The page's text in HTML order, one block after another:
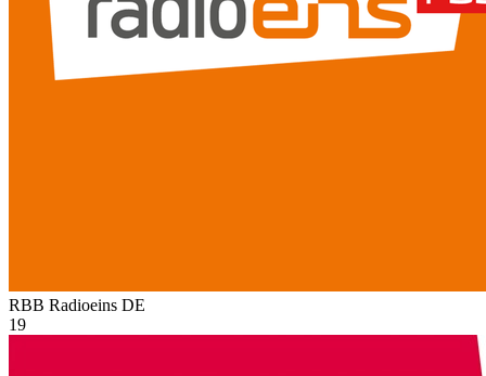
RBB Radioeins DE
19